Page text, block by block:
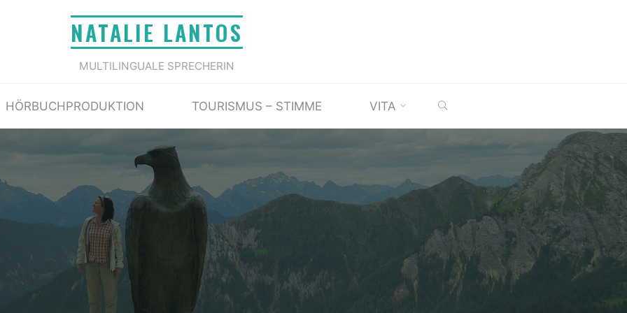
NATALIE LANTOS
MULTILINGUALE SPRECHERIN
HÖRBUCHPRODUKTION TOURISMUS – STIMME VITA